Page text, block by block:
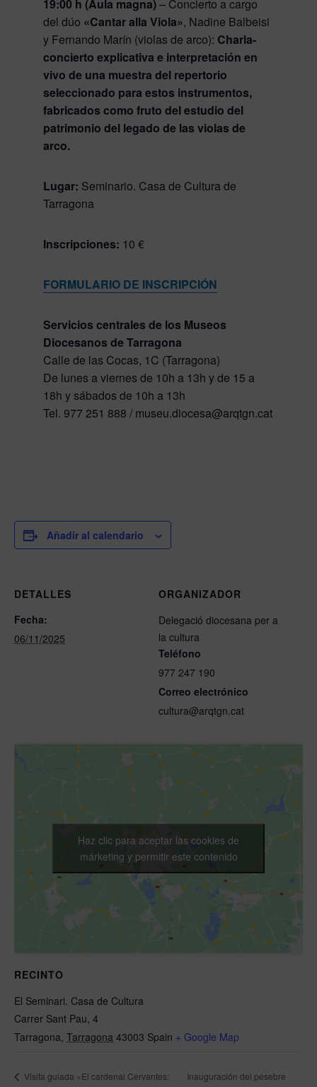
19:00 h (Aula magna)– Concierto a cargo
del dúo «Cantar alla Viola», Nadine Balbeisi
y Fernando Marín (violas de arco): Charla-
concierto explicativa e interpretación en
vivo de una muestra del repertorio
seleccionado para estos instrumentos,
fabricados como fruto del estudio del
patrimonio del legado de las violas de
arco.
Lugar: Seminario. Casa de Cultura de
Tarragona
Inscripciones: 10 €
FORMULARIO DE INSCRIPCIÓN
Servicios centrales de los Museos
Diocesanos de Tarragona
Calle de las Cocas, 1C (Tarragona)
De lunes a viernes de 10h a 13h y de 15 a
18h y sábados de 10h a 13h
Tel. 977 251 888 / museu.diocesa@arqtgn.cat
Añadir al calendario
DETALLES
Fecha:
06/11/2025
ORGANIZADOR
Delegació diocesana per a
la cultura
Teléfono
977 247 190
Correo electrónico
cultura@arqtgn.cat
RECINTO
El Seminari. Casa de Cultura
Carrer Sant Pau, 4
Tarragona, Tarragona 43003 Spain + Google Map
Haz clic para aceptar las cookies de
márketing y permitir este contenido
Visita guiada «El cardenal Cervantes:
Inauguración del pesebre